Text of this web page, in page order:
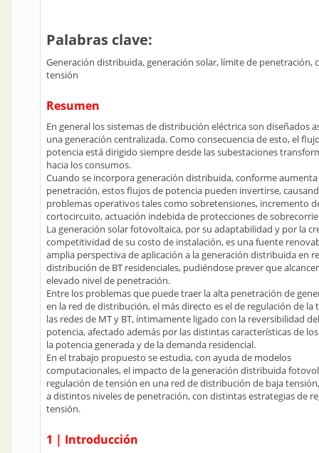
Palabras clave:
Generación distribuida, generación solar, límite de penetración,
tensión
Resumen
En general los sistemas de distribución eléctrica son diseñados
una generación centralizada. Como consecuencia de esto, el
potencia está dirigido siempre desde las subestaciones
hacia los consumos.
Cuando se incorpora generación distribuida, conforme
penetración, estos flujos de potencia pueden invertirse,
problemas operativos tales como sobretensiones, incremento
cortocircuito, actuación indebida de protecciones de
La generación solar fotovoltaica, por su adaptabilidad y por la
competitividad de su costo de instalación, es una fuente
amplia perspectiva de aplicación a la generación distribuida en
distribución de BT residenciales, pudiéndose prever que
elevado nivel de penetración.
Entre los problemas que puede traer la alta penetración de
en la red de distribución, el más directo es el de regulación de la
las redes de MT y BT, íntimamente ligado con la reversibilidad
potencia, afectado además por las distintas características de
la potencia generada y de la demanda residencial.
En el trabajo propuesto se estudia, con ayuda de modelos
computacionales, el impacto de la generación distribuida
regulación de tensión en una red de distribución de baja
a distintos niveles de penetración, con distintas estrategias de
tensión.
1 | Introducción